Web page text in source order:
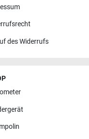
des Widerrufs